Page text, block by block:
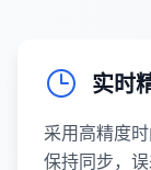
实时
采用高精度
保持同步，